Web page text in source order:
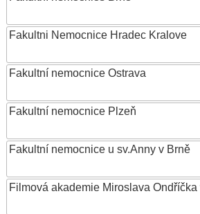
Fakultni Nemocnice Hradec Kralove
Fakultní nemocnice Ostrava
Fakultní nemocnice Plzeň
Fakultní nemocnice u sv.Anny v Brně
Filmová akademie Miroslava Ondříčka